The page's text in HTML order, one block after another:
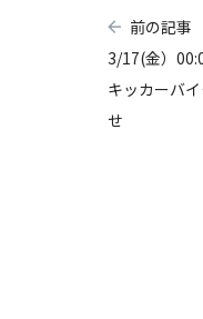
前の記事
3/17(金）
キッカーバ
せ